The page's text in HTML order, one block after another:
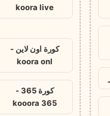
koora live
كورة اون لاين -
koora onl
كورة 365 -
kooora 365